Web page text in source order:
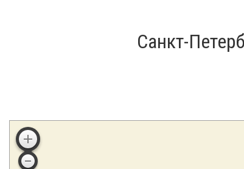
Санкт-